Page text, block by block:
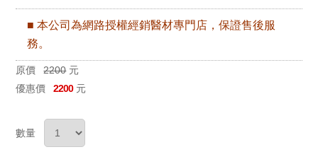
■ 本公司為網路授權經銷醫材專門店，保證售後服
務。
原價 2200元
優惠價
2200元
數量